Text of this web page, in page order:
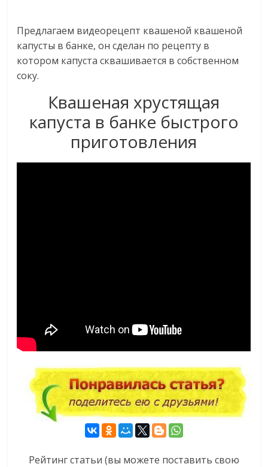
Предлагаем видеорецепт квашеной квашеной
капусты в банке, он сделан по рецепту в
котором капуста сквашивается в собственном
соку.
Квашеная хрустящая
капуста в банке быстрого
приготовления
Рейтинг статьи (вы можете поставить свою